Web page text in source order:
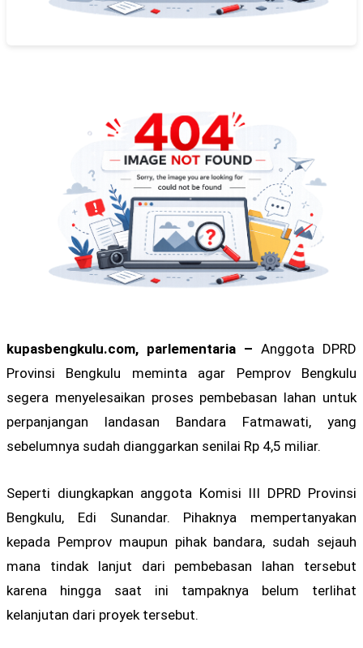
kupasbengkulu.com, parlementaria – Anggota DPRD
Provinsi Bengkulu meminta agar Pemprov Bengkulu
segera menyelesaikan proses pembebasan lahan untuk
perpanjangan landasan Bandara Fatmawati, yang
sebelumnya sudah dianggarkan senilai Rp 4,5 miliar.
Seperti diungkapkan anggota Komisi III DPRD Provinsi
Bengkulu, Edi Sunandar. Pihaknya mempertanyakan
kepada Pemprov maupun pihak bandara, sudah sejauh
mana tindak lanjut dari pembebasan lahan tersebut
karena hingga saat ini tampaknya belum terlihat
kelanjutan dari proyek tersebut.